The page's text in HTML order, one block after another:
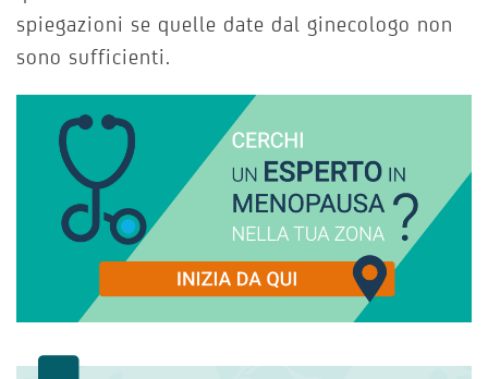
spiegazioni se quelle date dal ginecologo non
sono sufficienti.